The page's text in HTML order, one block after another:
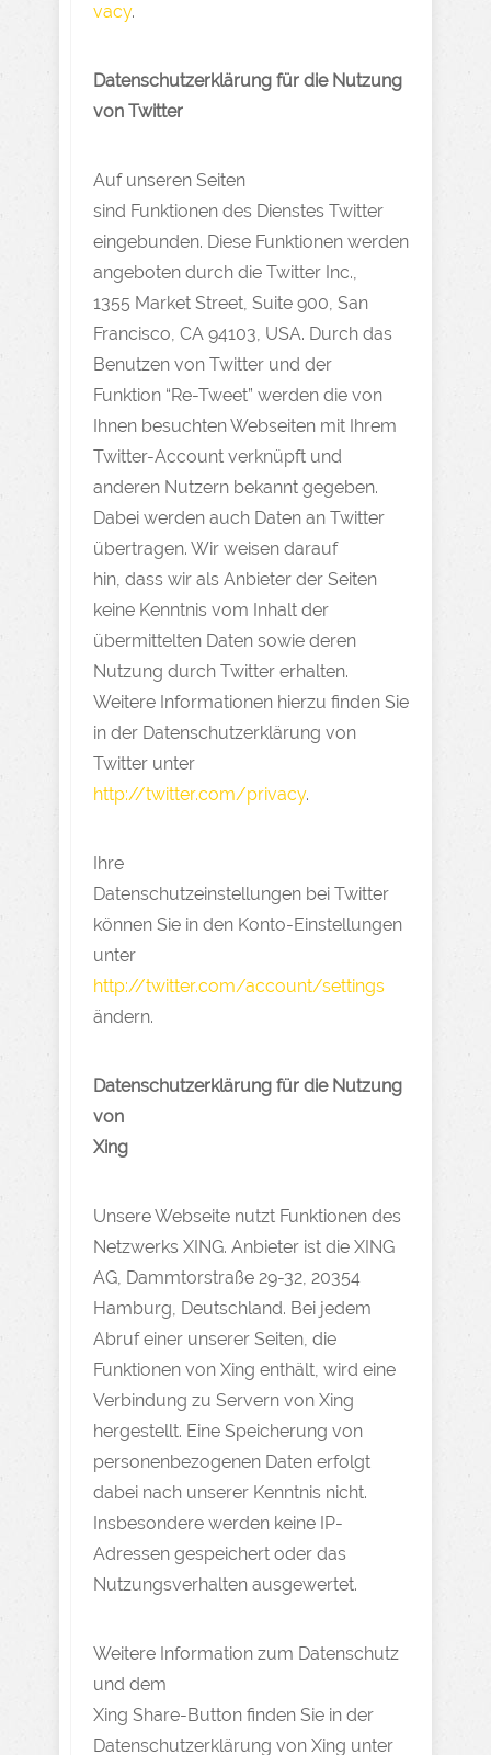
vacy.
Datenschutzerklärung für die Nutzung
von Twitter
Auf unseren Seiten
sind Funktionen des Dienstes Twitter
eingebunden. Diese Funktionen werden
angeboten durch die Twitter Inc.,
1355 Market Street, Suite 900, San
Francisco, CA 94103, USA. Durch das
Benutzen von Twitter und der
Funktion “Re-Tweet” werden die von
Ihnen besuchten Webseiten mit Ihrem
Twitter-Account verknüpft und
anderen Nutzern bekannt gegeben.
Dabei werden auch Daten an Twitter
übertragen. Wir weisen darauf
hin, dass wir als Anbieter der Seiten
keine Kenntnis vom Inhalt der
übermittelten Daten sowie deren
Nutzung durch Twitter erhalten.
Weitere Informationen hierzu finden Sie
in der Datenschutzerklärung von
Twitter unter
http://twitter.com/privacy.
Ihre
Datenschutzeinstellungen bei Twitter
können Sie in den Konto-Einstellungen
unter
http://twitter.com/account/settings
ändern.
Datenschutzerklärung für die Nutzung
von
Xing
Unsere Webseite nutzt Funktionen des
Netzwerks XING. Anbieter ist die XING
AG, Dammtorstraße 29-32, 20354
Hamburg, Deutschland. Bei jedem
Abruf einer unserer Seiten, die
Funktionen von Xing enthält, wird eine
Verbindung zu Servern von Xing
hergestellt. Eine Speicherung von
personenbezogenen Daten erfolgt
dabei nach unserer Kenntnis nicht.
Insbesondere werden keine IP-
Adressen gespeichert oder das
Nutzungsverhalten ausgewertet.
Weitere Information zum Datenschutz
und dem
Xing Share-Button finden Sie in der
Datenschutzerklärung von Xing unter